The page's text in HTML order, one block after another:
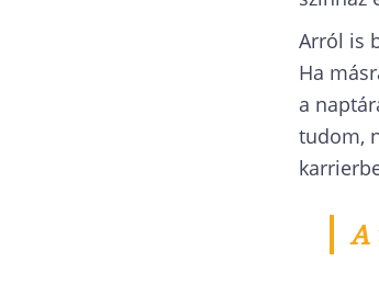
Arról is
Ha
a
tudom,
A